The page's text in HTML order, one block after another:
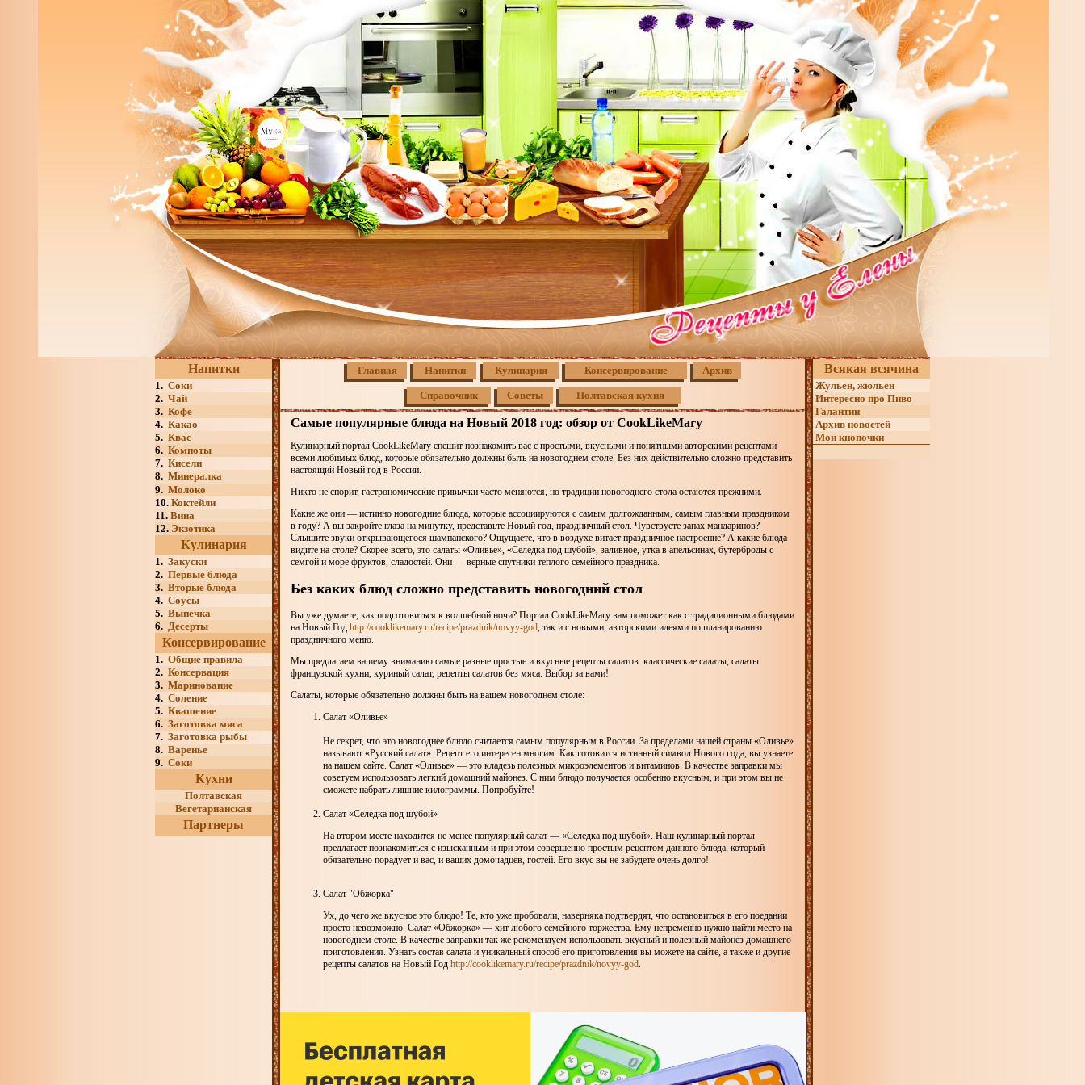
Напитки
1. Соки
2. Чай
3. Кофе
4. Какао
5. Квас
6. Компоты
7. Кисели
8. Минералка
9. Молоко
10. Коктейли
11. Вина
12. Экзотика
Кулинария
1. Закуски
2. Первые блюда
3. Вторые блюда
4. Соусы
5. Выпечка
6. Десерты
Консервирование
1. Общие правила
2. Консервация
3. Маринование
4. Соление
5. Квашение
6. Заготовка мяса
7. Заготовка рыбы
8. Варенье
9. Соки
Кухни
Полтавская
Вегетарианская
Партнеры
Главная Напитки Кулинария Консервирование Архив
Справочник Советы Полтавская кухня
Самые популярные блюда на Новый 2018 год: обзор от CookLikeMary
Кулинарный портал CookLikeMary спешит познакомить вас с простыми, вкусными и понятными авторскими рецептами
всеми любимых блюд, которые обязательно должны быть на новогоднем столе. Без них действительно сложно представить
настоящий Новый год в России.
Никто не спорит, гастрономические привычки часто меняются, но традиции новогоднего стола остаются прежними.
Какие же они — истинно новогодние блюда, которые ассоциируются с самым долгожданным, самым главным праздником
в году? А вы закройте глаза на минутку, представьте Новый год, праздничный стол. Чувствуете запах мандаринов?
Слышите звуки открывающегося шампанского? Ощущаете, что в воздухе витает праздничное настроение? А какие блюда
видите на столе? Скорее всего, это салаты «Оливье», «Селедка под шубой», заливное, утка в апельсинах, бутерброды с
семгой и море фруктов, сладостей. Они — верные спутники теплого семейного праздника.
Без каких блюд сложно представить новогодний стол
Вы уже думаете, как подготовиться к волшебной ночи? Портал CookLikeMary вам поможет как с традиционными блюдами
на Новый Год http://cooklikemary.ru/recipe/prazdnik/novyy-god, так и с новыми, авторскими идеями по планированию
праздничного меню.
Мы предлагаем вашему вниманию самые разные простые и вкусные рецепты салатов: классические салаты, салаты
французской кухни, куриный салат, рецепты салатов без мяса. Выбор за вами!
Салаты, которые обязательно должны быть на вашем новогоднем столе:
Салат «Оливье»
Не секрет, что это новогоднее блюдо считается самым популярным в России. За пределами нашей страны «Оливье»
называют «Русский салат». Рецепт его интересен многим. Как готовится истинный символ Нового года, вы узнаете
на нашем сайте. Салат «Оливье» — это кладезь полезных микроэлементов и витаминов. В качестве заправки мы
советуем использовать легкий домашний майонез. С ним блюдо получается особенно вкусным, и при этом вы не
сможете набрать лишние килограммы. Попробуйте!
Салат «Селедка под шубой»
На втором месте находится не менее популярный салат — «Селедка под шубой». Наш кулинарный портал
предлагает познакомиться с изысканным и при этом совершенно простым рецептом данного блюда, который
обязательно порадует и вас, и ваших домочадцев, гостей. Его вкус вы не забудете очень долго!
Салат "Обжорка"
Ух, до чего же вкусное это блюдо! Те, кто уже пробовали, наверняка подтвердят, что остановиться в его поедании
просто невозможно. Салат «Обжорка» — хит любого семейного торжества. Ему непременно нужно найти место на
новогоднем столе. В качестве заправки так же рекомендуем использовать вкусный и полезный майонез домашнего
приготовления. Узнать состав салата и уникальный способ его приготовления вы можете на сайте, а также и другие
рецепты салатов на Новый Год http://cooklikemary.ru/recipe/prazdnik/novyy-god.
Всякая всячина
Жульен, жюльен
Интересно про Пиво
Галантин
Архив новостей
Мои кнопочки